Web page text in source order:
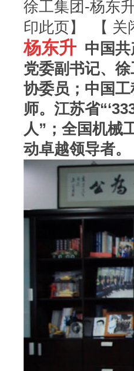
徐工集团-杨东
印此页 】 【 关
杨东升 中国
党委副书记、 徐
协委员；中国
师。江苏省“‘
人” ；全国机械
动卓越领导者。